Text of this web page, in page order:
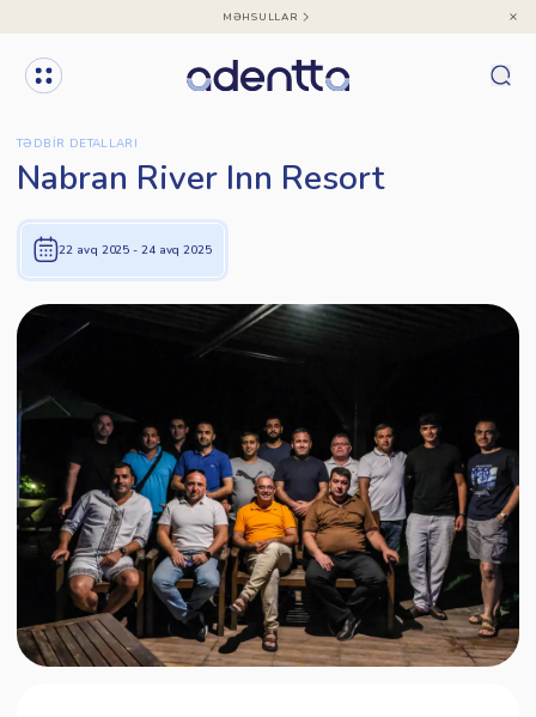
MƏHSULLAR
TƏDBIR DETALLARI
Nabran River Inn Resort
22 avq 2025 - 24 avq 2025